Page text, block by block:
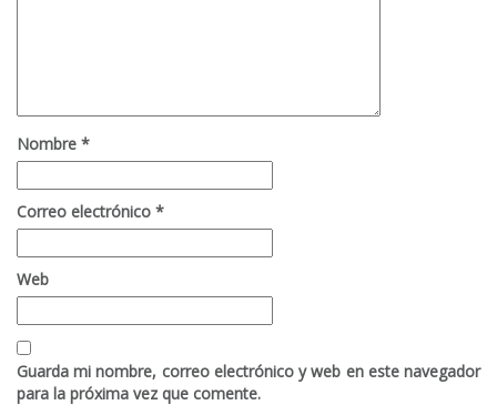
Nombre *
Correo electrónico *
Web
Guarda mi nombre, correo electrónico y web en este navegador
para la próxima vez que comente.